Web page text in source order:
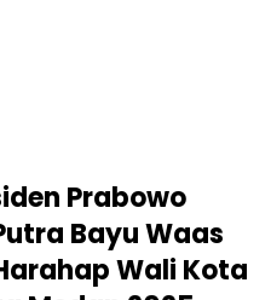
Prabowo
Bayu Waas
Wali Kota